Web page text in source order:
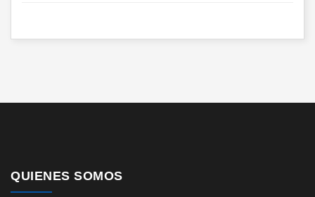
QUIENES SOMOS